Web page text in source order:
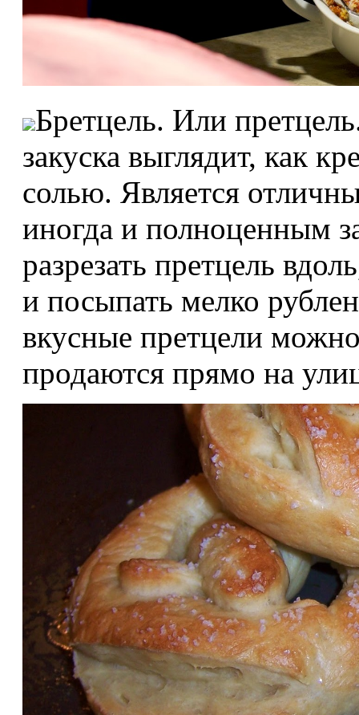
Бретцель. Или
закуска выглядит, как
солью. Является
иногда и полноценным
разрезать претцель
и посыпать мелко
вкусные претцели
продаются прямо на